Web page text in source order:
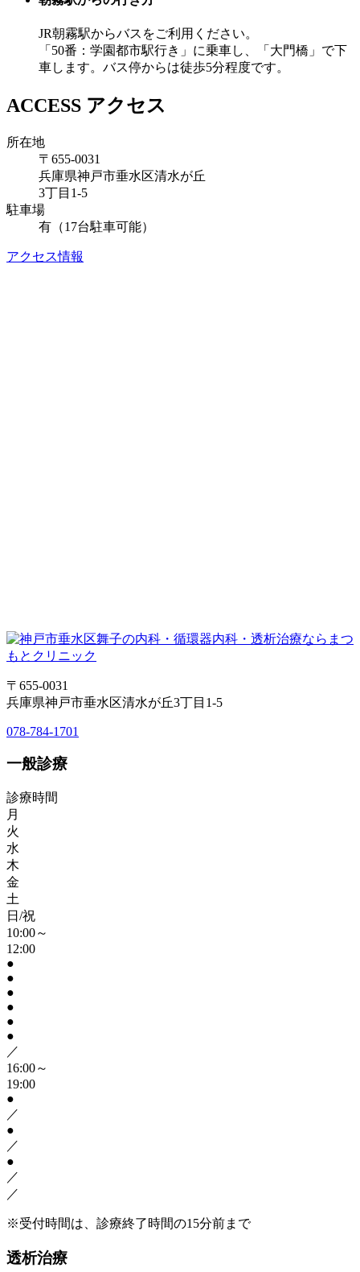
JR朝霧駅からバスをご利用ください。
「50番：学園都市駅行き」に乗車し、「大門橋」で下
車します。バス停からは徒歩5分程度です。
ACCESS アクセス
所在地
〒655-0031
兵庫県神戸市垂水区清水が丘
3丁目1-5
駐車場
有（17台駐車可能）
アクセス情報
〒655-0031
兵庫県神戸市垂水区清水が丘3丁目1-5
078-784-1701
一般診療
診療時間
月
火
水
木
金
土
日/祝
10:00～
12:00
●
●
●
●
●
●
／
16:00～
19:00
●
／
●
／
●
／
／
※受付時間は、診療終了時間の15分前まで
透析治療